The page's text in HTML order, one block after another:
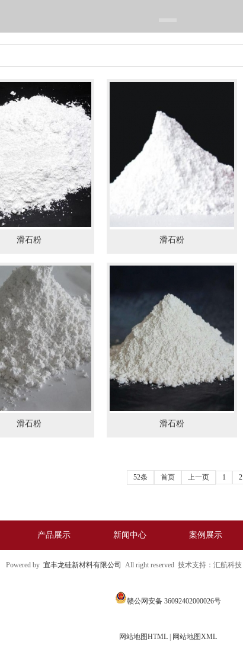
滑石粉 滑石粉
滑石粉 滑石粉
52条 首页 上一页 1 2
产品展示 新闻中心 案例展示
Powered by 宜丰龙硅新材料有限公司 All right reserved 技术支持：汇航科技
赣公网安备 36092402000026号
网站地图HTML| 网站地图XML